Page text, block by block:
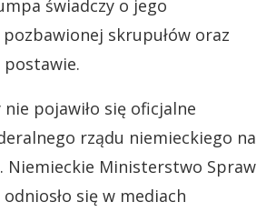
świadczy o jego
skrupułów oraz
postawie.
pojawiło się oficjalne
rządu niemieckiego na
Niemieckie Ministerstwo Spraw
się w mediach